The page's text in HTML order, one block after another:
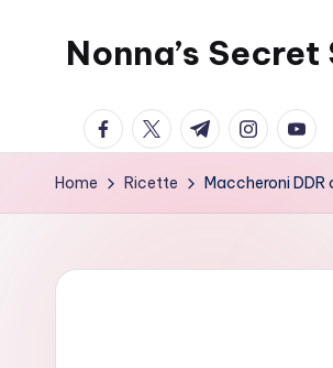
Nonna’s Secret
facebook.com
twitter.com
t.me
Home Ricette Maccheroni